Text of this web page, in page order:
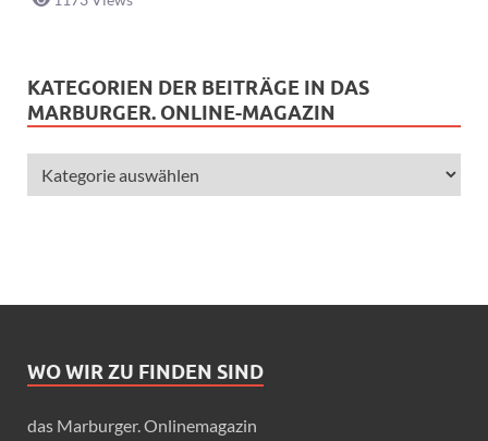
KATEGORIEN DER BEITRÄGE IN DAS
MARBURGER. ONLINE-MAGAZIN
WO WIR ZU FINDEN SIND
das Marburger. Onlinemagazin